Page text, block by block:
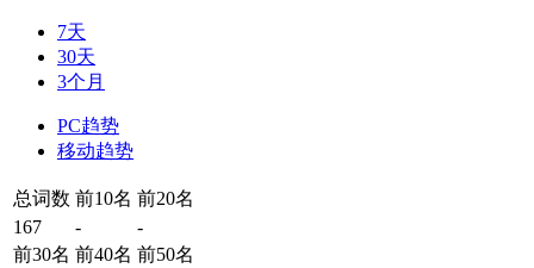
7天
30天
3个月
PC趋势
移动趋势
总词数 前10名 前20名
167
-
-
前30名 前40名 前50名